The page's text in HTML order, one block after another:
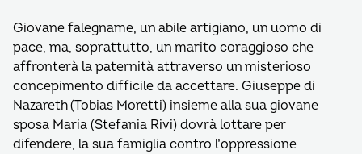
Giovane falegname, un abile artigiano, un uomo di
pace, ma, soprattutto, un marito coraggioso che
affronterà la paternità attraverso un misterioso
concepimento difficile da accettare. Giuseppe di
Nazareth (Tobias Moretti) insieme alla sua giovane
sposa Maria (Stefania Rivi) dovrà lottare per
difendere, la sua famiglia contro l’oppressione